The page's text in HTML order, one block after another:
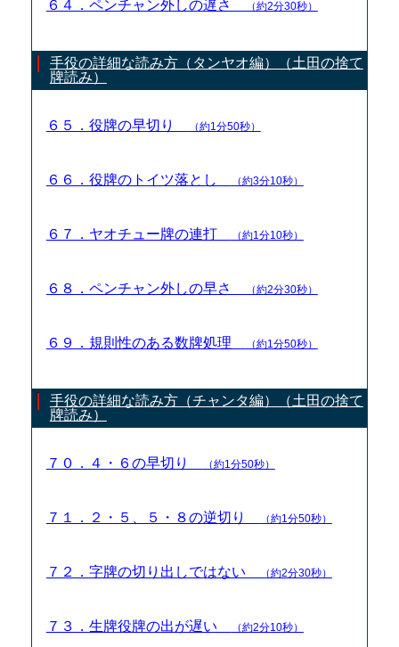
６４．ペンチャン外しの遅さ （約2分30秒）
手役の詳細な読み方（タンヤオ編）（土田の捨て
牌読み）
６５．役牌の早切り （約1分50秒）
６６．役牌のトイツ落とし （約3分10秒）
６７．ヤオチュー牌の連打 （約1分10秒）
６８．ペンチャン外しの早さ （約2分30秒）
６９．規則性のある数牌処理 （約1分50秒）
手役の詳細な読み方（チャンタ編）（土田の捨て
牌読み）
７０．４・６の早切り （約1分50秒）
７１．２・５、５・８の逆切り （約1分50秒）
７２．字牌の切り出しではない （約2分30秒）
７３．生牌役牌の出が遅い （約2分10秒）